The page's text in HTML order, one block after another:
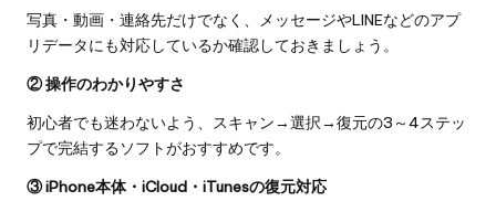
写真・動画・連絡先だけでなく、メッセージやLINEなどのアプ
リデータにも対応しているか確認しておきましょう。
② 操作のわかりやすさ
初心者でも迷わないよう、スキャン→選択→復元の3～4ステッ
プで完結するソフトがおすすめです。
③ iPhone本体・iCloud・iTunesの復元対応